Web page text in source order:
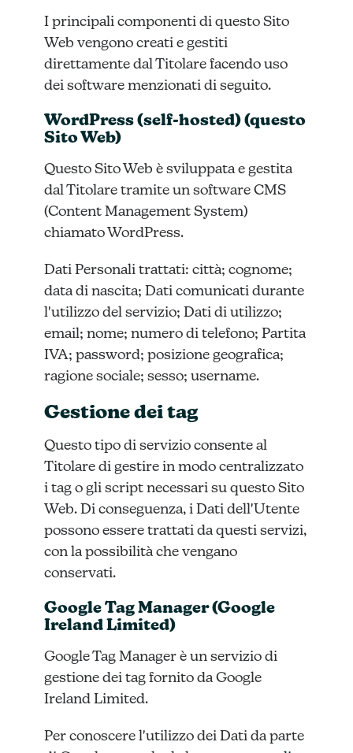
I principali componenti di questo Sito
Web vengono creati e gestiti
direttamente dal Titolare facendo uso
dei software menzionati di seguito.
WordPress (self-hosted) (questo
Sito Web)
Questo Sito Web è sviluppata e gestita
dal Titolare tramite un software CMS
(Content Management System)
chiamato WordPress.
Dati Personali trattati: città; cognome;
data di nascita; Dati comunicati durante
l'utilizzo del servizio; Dati di utilizzo;
email; nome; numero di telefono; Partita
IVA; password; posizione geografica;
ragione sociale; sesso; username.
Gestione dei tag
Questo tipo di servizio consente al
Titolare di gestire in modo centralizzato
i tag o gli script necessari su questo Sito
Web. Di conseguenza, i Dati dell'Utente
possono essere trattati da questi servizi,
con la possibilità che vengano
conservati.
Google Tag Manager (Google
Ireland Limited)
Google Tag Manager è un servizio di
gestione dei tag fornito da Google
Ireland Limited.
Per conoscere l'utilizzo dei Dati da parte